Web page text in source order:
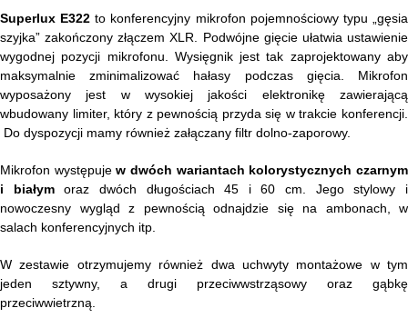
Superlux E322 to konferencyjny mikrofon pojemnościowy typu „gęsia
szyjka” zakończony złączem XLR. Podwójne gięcie ułatwia ustawienie
wygodnej pozycji mikrofonu. Wysięgnik jest tak zaprojektowany aby
maksymalnie zminimalizować hałasy podczas gięcia. Mikrofon
wyposażony jest w wysokiej jakości elektronikę zawierającą
wbudowany limiter, który z pewnością przyda się w trakcie konferencji.
Do dyspozycji mamy również załączany filtr dolno-zaporowy.
Mikrofon występujew dwóch wariantach kolorystycznych czarnym
i białymoraz dwóch długościach 45 i 60 cm. Jego stylowy i
nowoczesny wygląd z pewnością odnajdzie się na ambonach, w
salach konferencyjnych itp.
W zestawie otrzymujemy również dwa uchwyty montażowe w tym
jeden sztywny, a drugi przeciwwstrząsowy oraz gąbkę
przeciwwietrzną.